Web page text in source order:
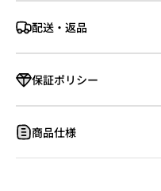
配送・返品
保証ポリシー
商品仕様